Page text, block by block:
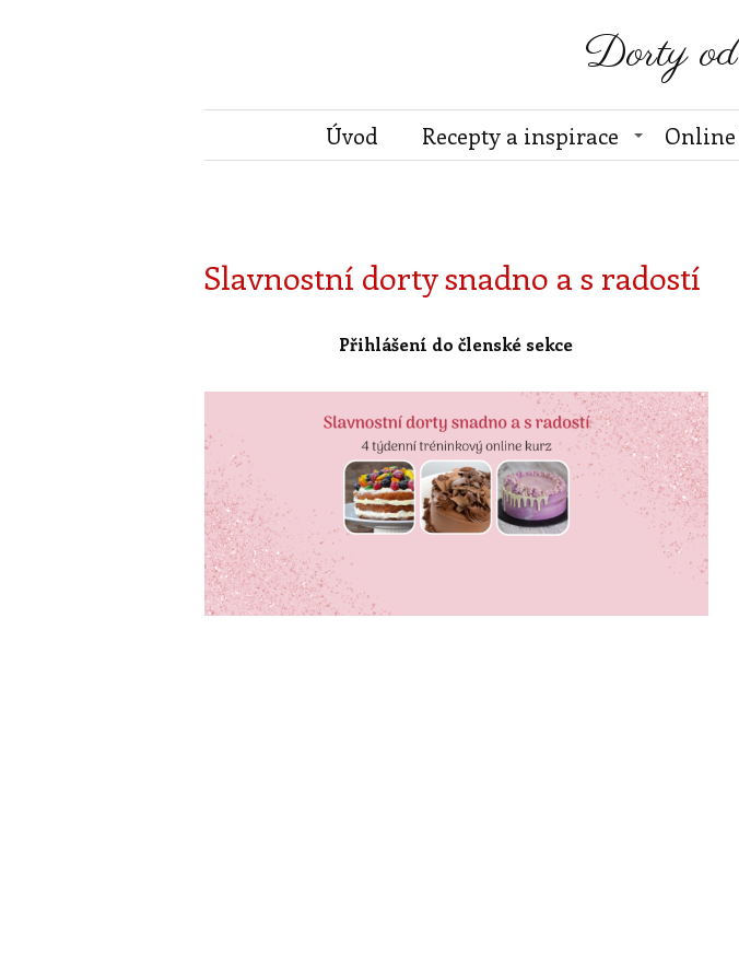
Dorty
Úvod Recepty a inspirace
Slavnostní dorty snadno a s radostí
Přihlášení do členské sekce